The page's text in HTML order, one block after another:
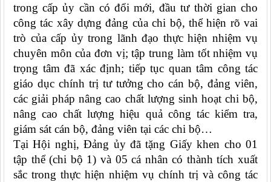
trong cấp ủy cần có đổi mới, đầu tư thời gian cho
công tác xây dựng đảng của chi bộ, thể hiện rõ vai
trò của cấp ủy trong lãnh đạo thực hiện nhiệm vụ
chuyên môn của đơn vị; tập trung làm tốt nhiệm vụ
trọng tâm đã xác định; tiếp tục quan tâm công tác
giáo dục chính trị tư tưởng cho cán bộ, đảng viên,
các giải pháp nâng cao chất lượng sinh hoạt chi bộ,
nâng cao chất lượng hiệu quả công tác kiểm tra,
giám sát cán bộ, đảng viên tại các chi bộ…
Tại Hội nghị, Đảng ủy đã tặng Giấy khen cho 01
tập thể (chi bộ 1) và 05 cá nhân có thành tích xuất
sắc trong thực hiện nhiệm vụ chính trị và công tác